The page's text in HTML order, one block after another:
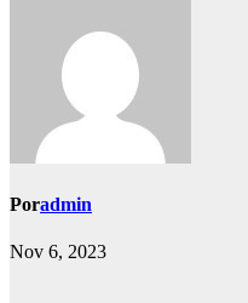
Poradmin
Nov 6, 2023